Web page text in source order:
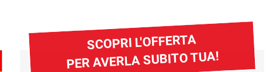
SCOPRI L'OFFERTA
PER AVERLA SUBITO TUA!